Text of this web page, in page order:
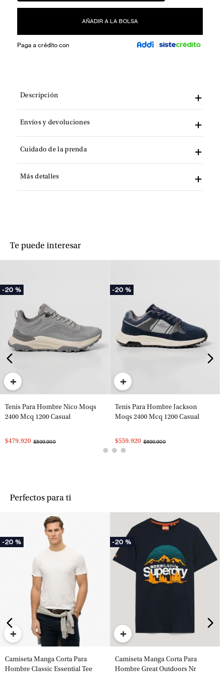
AÑADIR A LA BOLSA
Paga a crédito con
Descripción
Envíos y devoluciones
Cuidado de la prenda
Más detalles
Te puede interesar
-20 %
+
Tenis Para Hombre Nico Moqs
2400 Mcq 1200 Casual
$479.920 $599.900
-20 %
+
Tenis Para Hombre Jackson
Moqs 2400 Mcq 1200 Casual
$559.920 $699.900
Perfectos para ti
-20 %
+
Camiseta Manga Corta Para
Hombre Classic Essential Tee
-20 %
+
Camiseta Manga Corta Para
Hombre Great Outdoors Nr